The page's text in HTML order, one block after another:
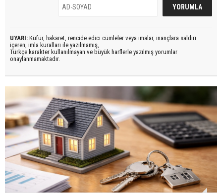
UYARI: Küfür, hakaret, rencide edici cümleler veya imalar, inançlara saldırı
içeren, imla kuralları ile yazılmamış,
Türkçe karakter kullanılmayan ve büyük harflerle yazılmış yorumlar
onaylanmamaktadır.